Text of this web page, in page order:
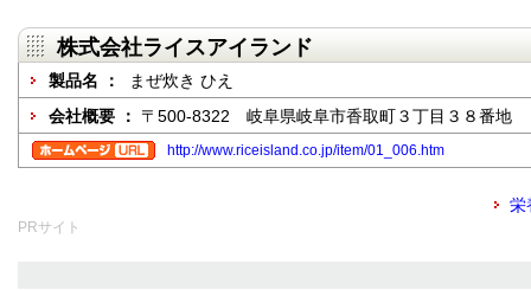
株式会社ライスアイランド
製品名 ：
まぜ炊き ひえ
会社概要 ： 〒500-8322 岐阜県岐阜市香取町３丁目３８番地
http://www.riceisland.co.jp/item/01_006.htm
栄
PRサイト